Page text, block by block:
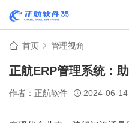
首页 管理视角
正航ERP管理系统：
作者：正航软件 2024-06-14